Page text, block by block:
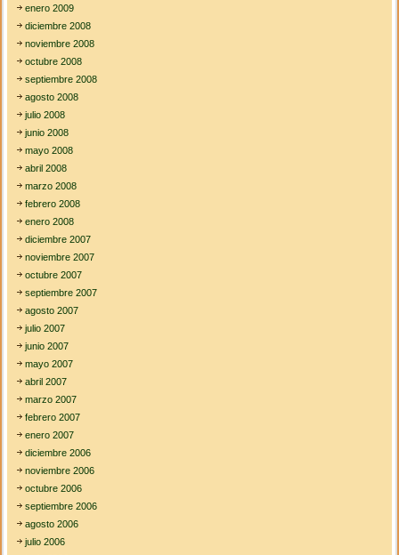
enero 2009
diciembre 2008
noviembre 2008
octubre 2008
septiembre 2008
agosto 2008
julio 2008
junio 2008
mayo 2008
abril 2008
marzo 2008
febrero 2008
enero 2008
diciembre 2007
noviembre 2007
octubre 2007
septiembre 2007
agosto 2007
julio 2007
junio 2007
mayo 2007
abril 2007
marzo 2007
febrero 2007
enero 2007
diciembre 2006
noviembre 2006
octubre 2006
septiembre 2006
agosto 2006
julio 2006